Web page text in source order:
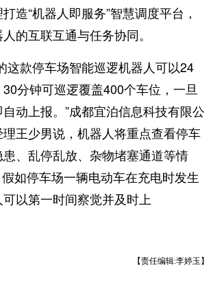
造“机器人即服务”智慧调度平台，
的互联互通与任务协同。
这款停车场智能巡逻机器人可以24
分钟可巡逻覆盖400个车位，一旦
动上报。”成都宜泊信息科技有限公
王少男说，机器人将重点查看停车
、乱停乱放、杂物堵塞通道等情
如停车场一辆电动车在充电时发生
以第一时间察觉并及时上
【责任编辑:李婷玉】